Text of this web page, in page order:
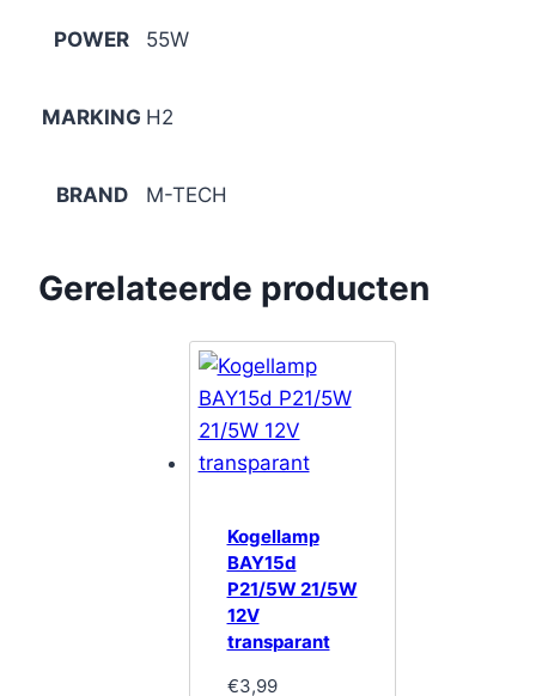
POWER 55W
MARKING H2
BRAND M-TECH
Gerelateerde producten
Kogellamp
BAY15d
P21/5W 21/5W
12V
transparant
€3,99